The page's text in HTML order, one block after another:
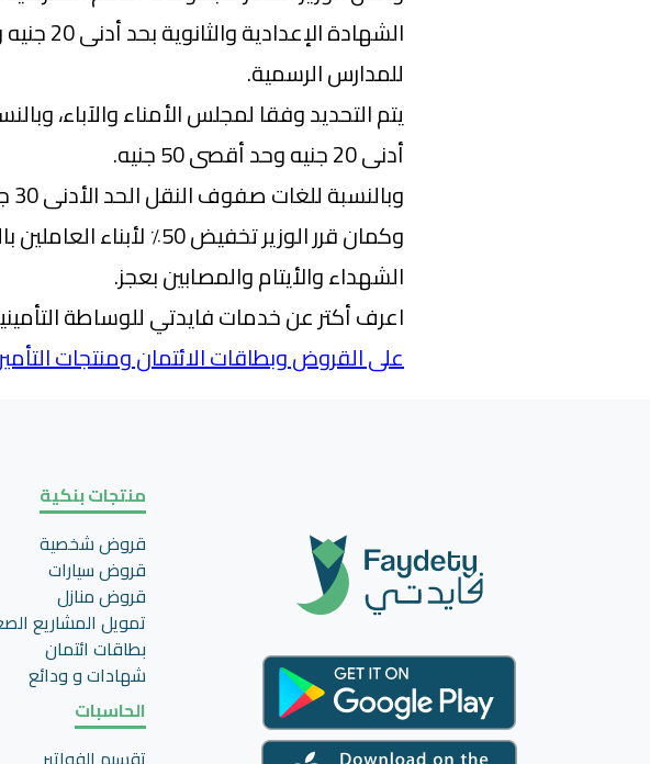
للمدارس الرسمية.
يتم التحديد وفقا لمجلس الأمناء والآباء،
أدنى 20 جنيه وحد أقصى 50 جنيه.
وبالنسبة للغات صفوف النقل الحد الأدنى 30 جنيه والأقصي 100 جنيه.
وكمان قرر الوزير تخفيض 50٪
الشهداء والأيتام والمصابين بعجز.
اعرف أكتر عن خدمات فايدتي للوساطة
على القروض وبطاقات الائتمان ومنتجات
منتجات بنكية
قروض شخصية
قروض سيارات
قروض منازل
تمويل المشاريع
بطاقات ائتمان
شهادات و ودائع
الحاسبات